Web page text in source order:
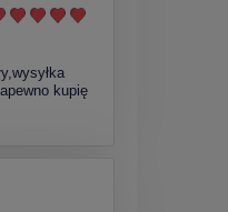
kupię